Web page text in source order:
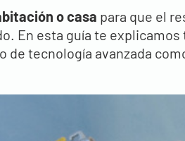
o casa para que el
En esta guía te
de tecnología avanzada